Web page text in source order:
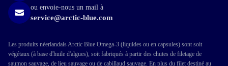
ou envoie-nous un mail à
service@arctic-blue.com
Les produits néerlandais Arctic Blue Omega-3 (liquides ou en capsules) sont soit
végétaux (à base d'huile d'algues), soit fabriqués à partir des chutes de filetage de
saumon sauvage, de lieu sauvage ou de cabillaud sauvage. En plus du filet destiné au